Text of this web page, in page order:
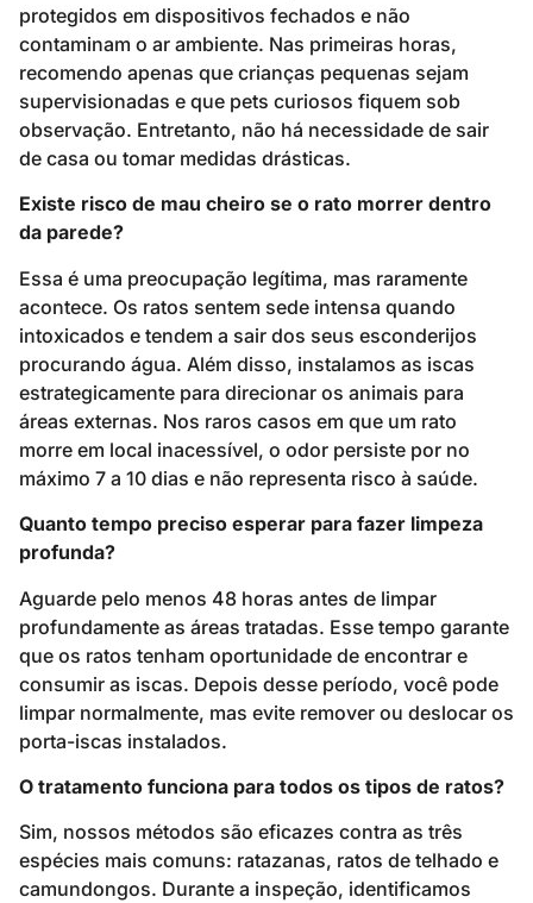
protegidos em dispositivos fechados e não
contaminam o ar ambiente. Nas primeiras horas,
recomendo apenas que crianças pequenas sejam
supervisionadas e que pets curiosos fiquem sob
observação. Entretanto, não há necessidade de sair
de casa ou tomar medidas drásticas.
Existe risco de mau cheiro se o rato morrer dentro
da parede?
Essa é uma preocupação legítima, mas raramente
acontece. Os ratos sentem sede intensa quando
intoxicados e tendem a sair dos seus esconderijos
procurando água. Além disso, instalamos as iscas
estrategicamente para direcionar os animais para
áreas externas. Nos raros casos em que um rato
morre em local inacessível, o odor persiste por no
máximo 7 a 10 dias e não representa risco à saúde.
Quanto tempo preciso esperar para fazer limpeza
profunda?
Aguarde pelo menos 48 horas antes de limpar
profundamente as áreas tratadas. Esse tempo garante
que os ratos tenham oportunidade de encontrar e
consumir as iscas. Depois desse período, você pode
limpar normalmente, mas evite remover ou deslocar os
porta-iscas instalados.
O tratamento funciona para todos os tipos de ratos?
Sim, nossos métodos são eficazes contra as três
espécies mais comuns: ratazanas, ratos de telhado e
camundongos. Durante a inspeção, identificamos